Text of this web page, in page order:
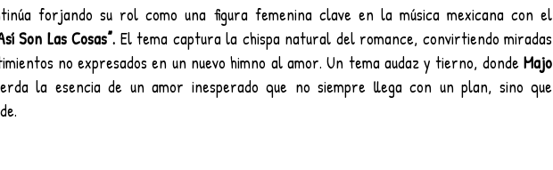
forjando su rol como una figura femenina clave en la música mexicana con el
Son Las Cosas”. El tema captura la chispa natural del romance, convirtiendo miradas
no expresados en un nuevo himno al amor. Un tema audaz y tierno, donde Majo
la esencia de un amor inesperado que no siempre llega con un plan, sino que